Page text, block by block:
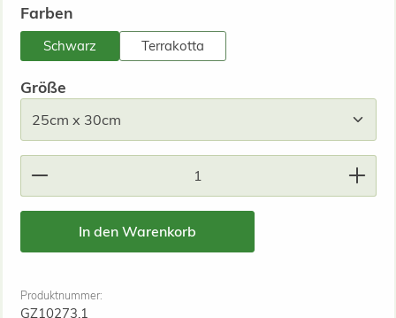
Farbenauswählen
Schwarz Terrakotta
Größeauswählen
Produkt Anzahl: Gib den gewünschten Wert ein
In den Warenkorb
Produktnummer:
GZ10273.1